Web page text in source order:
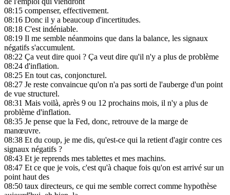
08:15 compenser, effectivement.
08:16 Donc il y a beaucoup d'incertitudes.
08:18 C'est indéniable.
08:19 Il me semble néanmoins que dans la balance, les signaux
négatifs s'accumulent.
08:22 Ça veut dire quoi ? Ça veut dire qu'il n'y a plus de problème
08:24 d'inflation.
08:25 En tout cas, conjoncturel.
08:27 Je reste convaincue qu'on n'a pas sorti de l'auberge d'un point
de vue structurel.
08:31 Mais voilà, après 9 ou 12 prochains mois, il n'y a plus de
problème d'inflation.
08:35 Je pense que la Fed, donc, retrouve de la marge de
manœuvre.
08:38 Et du coup, je me dis, qu'est-ce qui la retient d'agir contre ces
signaux négatifs ?
08:43 Et je reprends mes tablettes et mes machins.
08:47 Et ce que je vois, c'est qu'à chaque fois qu'on est arrivé sur un
point haut des
08:50 taux directeurs, ce qui me semble correct comme hypothèse